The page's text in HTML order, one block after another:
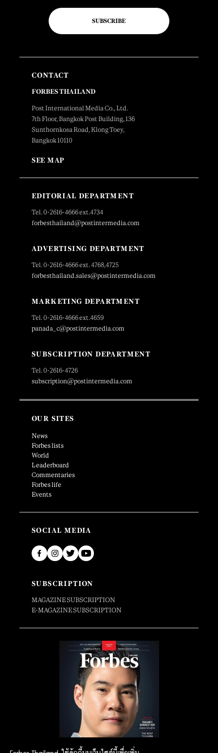
SUBSCRIBE
CONTACT
FORBES THAILAND
Post International Media Co., Ltd.
7th Floor, Bangkok Post Building, 136
Sunthornkosa Road, Klong Toey,
Bangkok 10110
SEE MAP
EDITORIAL DEPARTMENT
Tel. 0-2616-4666 ext.4734
forbesthailand@postintermedia.com
ADVERTISING DEPARTMENT
Tel. 0-2616-4666 ext. 4768,4725
forbesthailand.sales@postintermedia.com
MARKETING DEPARTMENT
Tel. 0-2616-4666 ext.4659
panada_c@postintermedia.com
SUBSCRIPTION DEPARTMENT
Tel. 0-2616-4726
subscription@postintermedia.com
OUR SITES
News
Forbes lists
World
Leaderboard
Commentaries
Forbes life
Events
SOCIAL MEDIA
SUBSCRIPTION
MAGAZINE SUBSCRIPTION
E-MAGAZINE SUBSCRIPTION